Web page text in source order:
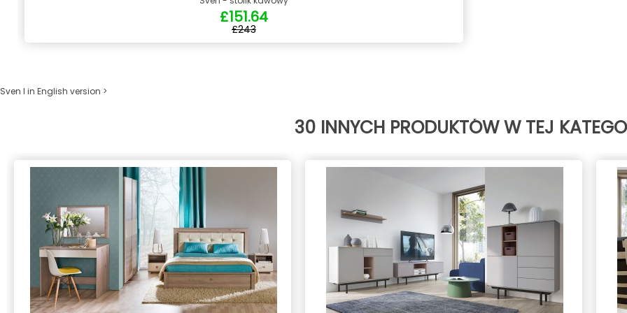
£151.64
£243
Sven I in English version >
30 INNYCH PRODUKTÓW W TEJ